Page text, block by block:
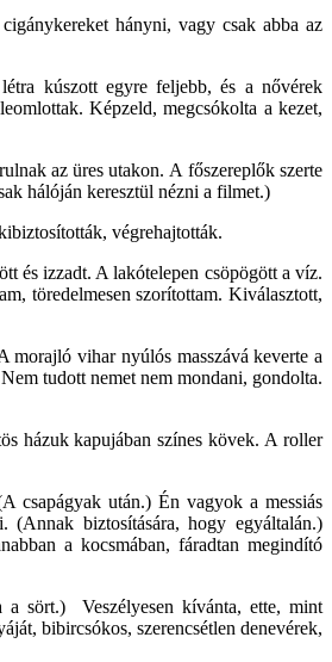
hányni, vagy csak abba az
kúszott egyre feljebb, és a nővérek
Képzeld, megcsókolta a kezet,
az üres utakon. A főszereplők szerte
hálóján keresztül nézni a filmet.)
végrehajtották.
és izzadt. A lakótelepen csöpögött a víz.
töredelmesen szorítottam. Kiválasztott,
morajló vihar nyúlós masszává keverte a
tudott nemet nem mondani, gondolta.
házuk kapujában színes kövek. A roller
csapágyak után.) Én vagyok a messiás
biztosítására, hogy egyáltalán.)
a kocsmában, fáradtan megindító
a sört.) Veszélyesen kívánta, ette, mint
bibircsókos, szerencsétlen denevérek,